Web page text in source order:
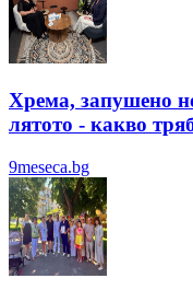
Хрема, запушено
лятотo - какво
9meseca.bg